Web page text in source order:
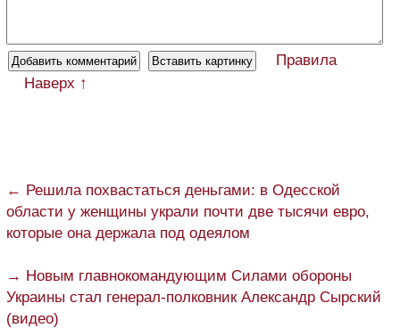
Правила
Наверх ↑
← Решила похвастаться деньгами: в Одесской
области у женщины украли почти две тысячи евро,
которые она держала под одеялом
→ Новым главнокомандующим Силами обороны
Украины стал генерал-полковник Александр Сырский
(видео)